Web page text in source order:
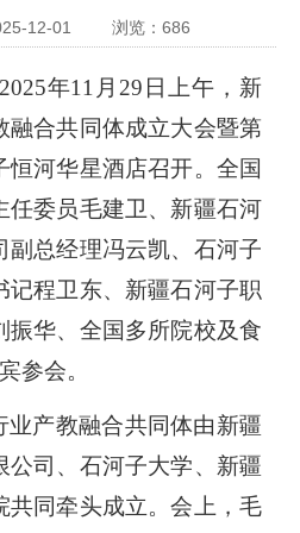
12-01 浏览： 686
2025年11月29日上午，新
融合共同体成立大会暨第
恒河华星酒店召开。全国
任委员毛建卫、新疆石河
副总经理冯云凯、石河子
记程卫东、新疆石河子职
振华、 全国多所院校及食
参会。
业产教融合共同体由新疆
公司、石河子大学、新疆
共同牵头成立。会上，毛